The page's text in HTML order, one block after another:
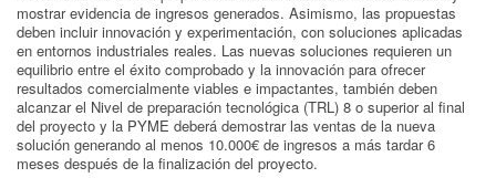
mostrar evidencia de ingresos generados. Asimismo, las propuestas
deben incluir innovación y experimentación, con soluciones aplicadas
en entornos industriales reales. Las nuevas soluciones requieren un
equilibrio entre el éxito comprobado y la innovación para ofrecer
resultados comercialmente viables e impactantes, también deben
alcanzar el Nivel de preparación tecnológica (TRL) 8 o superior al final
del proyecto y la PYME deberá demostrar las ventas de la nueva
solución generando al menos 10.000€ de ingresos a más tardar 6
meses después de la finalización del proyecto.